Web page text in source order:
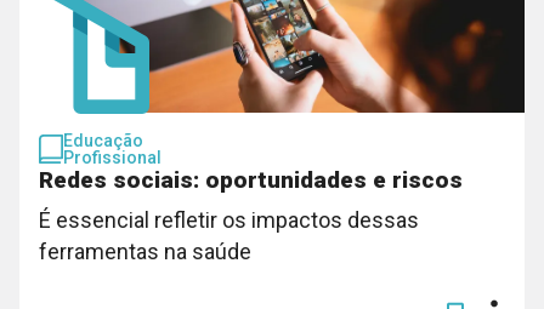
Educação
Profissional
Redes sociais: oportunidades e riscos
É essencial refletir os impactos dessas
ferramentas na saúde